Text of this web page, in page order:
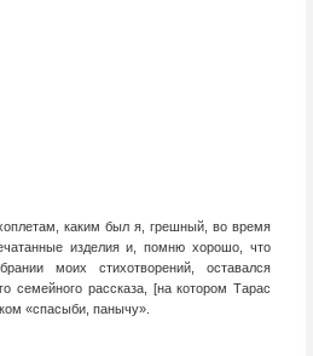
каким был я, грешный, во время
изделия и, помню хорошо, что
моих стихотворений, оставался
семейного рассказа, [на котором Тарас
«спасыби, панычу».